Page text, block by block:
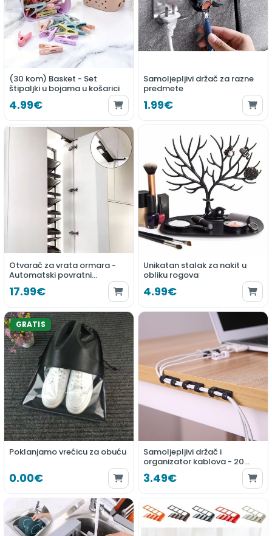
(30 kom) Basket - Set
štipaljki u bojama u košarici
4.99€
Samoljepljivi držač za razne
predmete
1.99€
Otvarač za vrata ormara -
Automatski povratni
mehanizam
17.99€
Unikatan stalak za nakit u
obliku rogova
4.99€
Poklanjamo vrećicu za obuću
0.00€
Samoljepljivi držač i
organizator kablova - 20
komada
3.49€